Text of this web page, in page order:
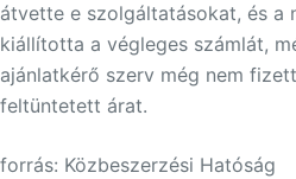
átvette e szolgáltatásokat, és a
kiállította a végleges számlát,
ajánlatkérő szerv még nem
feltüntetett árat.
forrás: Közbeszerzési Hatóság